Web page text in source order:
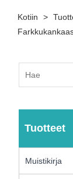
Kotiin >
Tuotteet
Muistikirja